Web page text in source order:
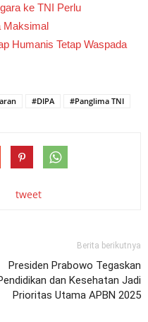
ke TNI Perlu
Maksimal
Humanis Tetap Waspada
#DIPA #Panglima TNI
tweet
Berita berikutnya
Presiden Prabowo Tegaskan
dan Kesehatan Jadi
Prioritas Utama APBN 2025